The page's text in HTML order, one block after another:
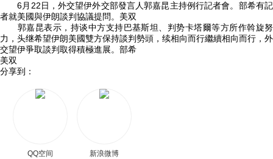
6月22日，外交望伊外交部發言人郭嘉昆主持例行記者會。部希有記
者就美國與伊朗談判協議提問。美双
郭嘉昆表示，持谈中方支持巴基斯坦、判势卡塔爾等方所作斡旋努
力，头继希望伊朗美國雙方保持談判勢頭，续相向而行繼續相向而行，外
交望伊爭取談判取得積極進展。部希
美双
分享到：
QQ空间 新浪微博